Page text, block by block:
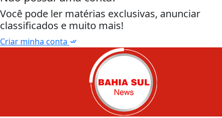
Você pode ler matérias exclusivas, anunciar
classificados e muito mais!
Criar minha conta